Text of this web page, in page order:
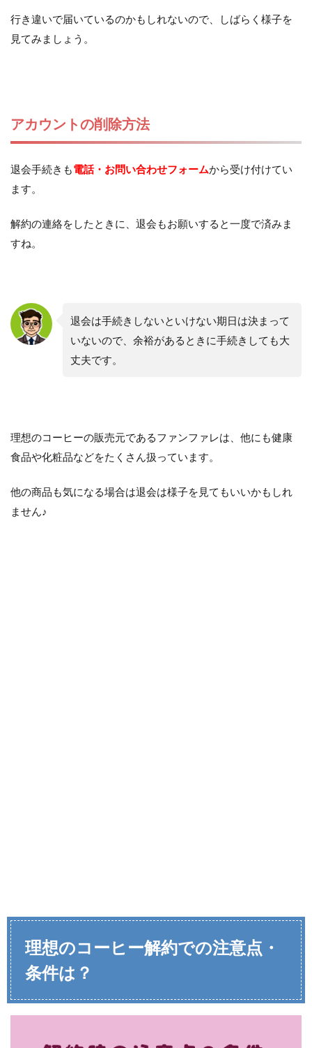
行き違いで届いているのかもしれないので、しばらく様子を
見てみましょう。
アカウントの削除方法
退会手続きも電話・お問い合わせフォームから受け付けてい
ます。
解約の連絡をしたときに、退会もお願いすると一度で済みま
すね。
退会は手続きしないといけない期日は決まって
いないので、余裕があるときに手続きしても大
丈夫です。
理想のコーヒーの販売元であるファンファレは、他にも健康
食品や化粧品などをたくさん扱っています。
他の商品も気になる場合は退会は様子を見てもいいかもしれ
ません♪
理想のコーヒー解約での注意点・
条件は？